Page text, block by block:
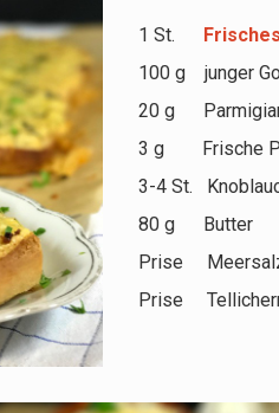
1 St.
100 g junger
20 g
3 g Frische
3-4 St.
80 g Butter
Prise
Prise